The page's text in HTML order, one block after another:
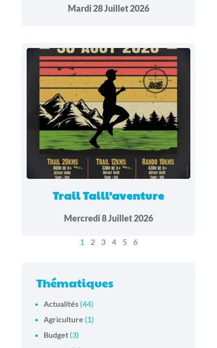
Mardi 28 Juillet 2026
Trail Taill’aventure
Mercredi 8 Juillet 2026
1 2 3 4 5 6
Thématiques
Actualités (44)
Agriculture (1)
Budget (3)